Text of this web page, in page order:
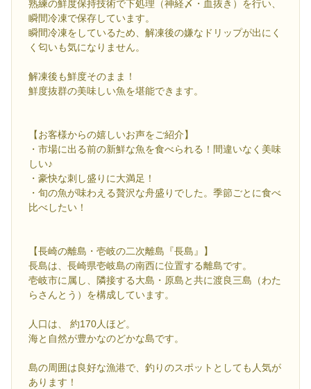
熟練の鮮度保持技術で下処理（神経〆・血抜き）を行い、
瞬間冷凍で保存しています。
瞬間冷凍をしているため、解凍後の嫌なドリップが出にく
く匂いも気になりません。
解凍後も鮮度そのまま！
鮮度抜群の美味しい魚を堪能できます。
【お客様からの嬉しいお声をご紹介】
・市場に出る前の新鮮な魚を食べられる！間違いなく美味
しい♪
・豪快な刺し盛りに大満足！
・旬の魚が味わえる贅沢な舟盛りでした。季節ごとに食べ
比べしたい！
【長崎の離島・壱岐の二次離島『長島』】
長島は、長崎県壱岐島の南西に位置する離島です。
壱岐市に属し、隣接する大島・原島と共に渡良三島（わた
らさんとう）を構成しています。
人口は、 約170人ほど。
海と自然が豊かなのどかな島です。
島の周囲は良好な漁港で、釣りのスポットとしても人気が
あります！